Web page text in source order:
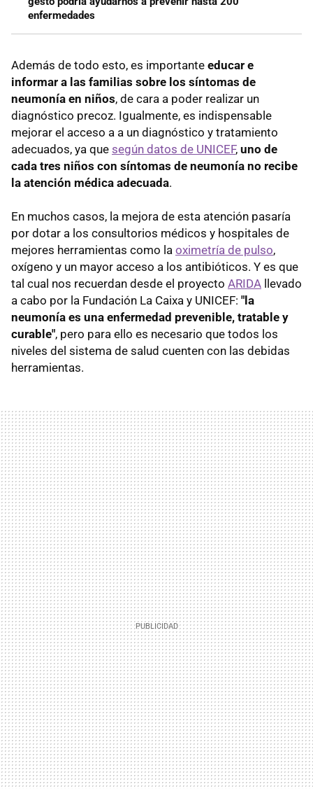
enfermedades
Además de todo esto, es importante educar e
informar a las familias sobre los síntomas de
neumonía en niños, de cara a poder realizar un
diagnóstico precoz. Igualmente, es indispensable
mejorar el acceso a a un diagnóstico y tratamiento
adecuados, ya que según datos de UNICEF, uno de
cada tres niños con síntomas de neumonía no recibe
la atención médica adecuada.
En muchos casos, la mejora de esta atención pasaría
por dotar a los consultorios médicos y hospitales de
mejores herramientas como la oximetría de pulso,
oxígeno y un mayor acceso a los antibióticos. Y es que
tal cual nos recuerdan desde el proyecto ARIDA llevado
a cabo por la Fundación La Caixa y UNICEF: "la
neumonía es una enfermedad prevenible, tratable y
curable", pero para ello es necesario que todos los
niveles del sistema de salud cuenten con las debidas
herramientas.